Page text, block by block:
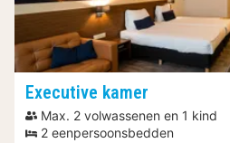
Executive kamer
Max. 2 volwassenen en 1 kind
2 eenpersoonsbedden